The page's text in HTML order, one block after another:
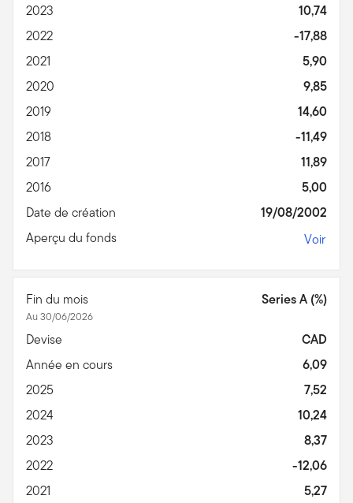
2023
10,74
2022
-17,88
2021
5,90
2020
9,85
2019
14,60
2018
-11,49
2017
11,89
2016
5,00
Date de création
19/08/2002
Aperçu du fonds
Voir
Fin du mois
Au 30/06/2026
Series A (%)
Devise
CAD
Année en cours
6,09
2025
7,52
2024
10,24
2023
8,37
2022
-12,06
2021
5,27